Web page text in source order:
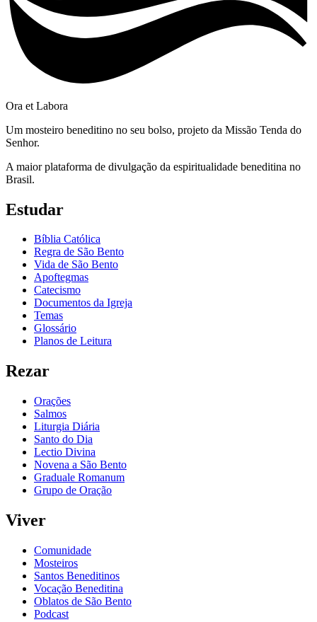
Ora et Labora
Um mosteiro beneditino no seu bolso, projeto da Missão Tenda do
Senhor.
A maior plataforma de divulgação da espiritualidade beneditina no
Brasil.
Estudar
Bíblia Católica
Regra de São Bento
Vida de São Bento
Apoftegmas
Catecismo
Documentos da Igreja
Temas
Glossário
Planos de Leitura
Rezar
Orações
Salmos
Liturgia Diária
Santo do Dia
Lectio Divina
Novena a São Bento
Graduale Romanum
Grupo de Oração
Viver
Comunidade
Mosteiros
Santos Beneditinos
Vocação Beneditina
Oblatos de São Bento
Podcast